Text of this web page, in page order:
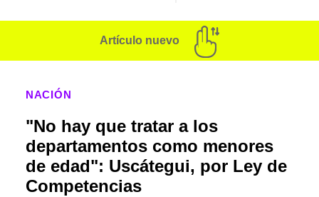
Artículo nuevo
NACIÓN
"No hay que tratar a los
departamentos como menores
de edad": Uscátegui, por Ley de
Competencias